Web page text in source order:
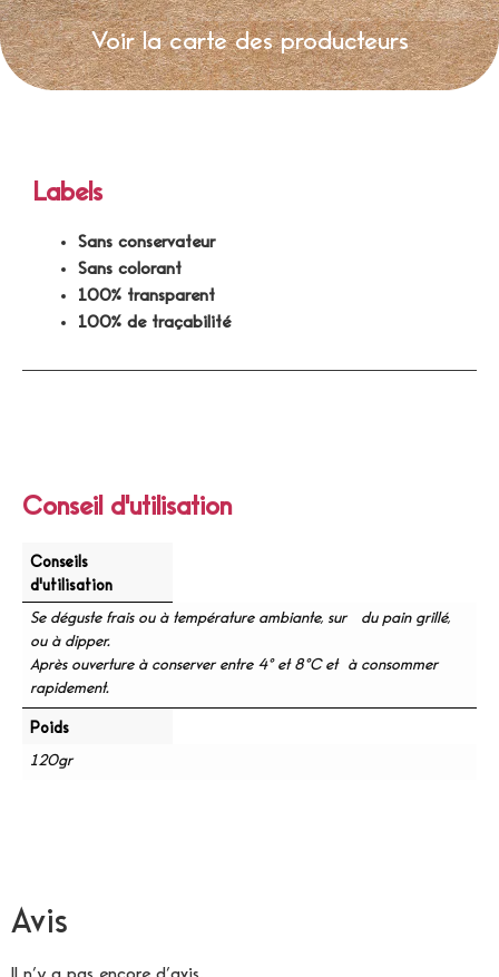
Voir la carte des producteurs
Conseil d'utilisation
Conseils
d'utilisation
Se déguste frais ou à température ambiante, sur du pain grillé,
ou à dipper.
Après ouverture à conserver entre 4° et 8°C et à consommer
rapidement.
Poids
120gr
Labels
Sans conservateur
Sans colorant
100% transparent
100% de traçabilité
Avis
Il n’y a pas encore d’avis.